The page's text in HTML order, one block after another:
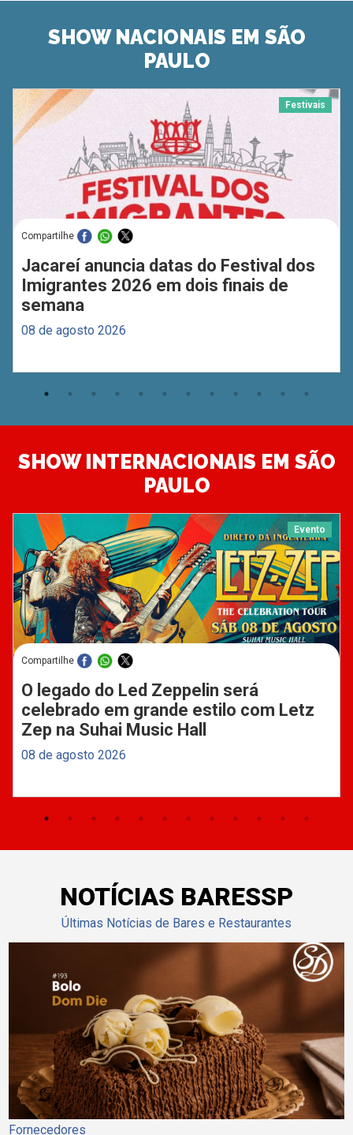
SHOW NACIONAIS EM SÃO
PAULO
Festivais
Compartilhe
Jacareí anuncia datas do Festival dos
Imigrantes 2026 em dois finais de
semana
08 de agosto 2026
SHOW INTERNACIONAIS EM SÃO
PAULO
Evento
Compartilhe
O legado do Led Zeppelin será
celebrado em grande estilo com Letz
Zep na Suhai Music Hall
08 de agosto 2026
NOTÍCIAS BARESSP
Últimas Notícias de Bares e Restaurantes
Fornecedores